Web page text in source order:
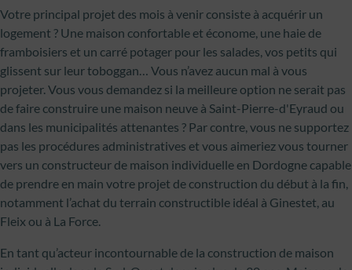
Votre principal projet des mois à venir consiste à acquérir un
logement ? Une maison confortable et économe, une haie de
framboisiers et un carré potager pour les salades, vos petits qui
glissent sur leur toboggan… Vous n’avez aucun mal à vous
projeter. Vous vous demandez si la meilleure option ne serait pas
de faire construire une maison neuve à Saint-Pierre-d'Eyraud ou
dans les municipalités attenantes ? Par contre, vous ne supportez
pas les procédures administratives et vous aimeriez vous tourner
vers un constructeur de maison individuelle en Dordogne capable
de prendre en main votre projet de construction du début à la fin,
notamment l’achat du terrain constructible idéal à Ginestet, au
Fleix ou à La Force.
En tant qu’acteur incontournable de la construction de maison